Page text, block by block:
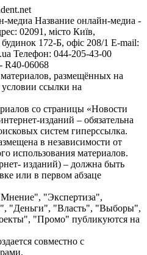
медиа Название онлайн-медиа -
02091, місто Київ,
172-Б, офіс 208/1 E-mail:
Телефон: 044-205-43-00
R40-06068
размещённых на
условии ссылки на
со страницы «Новости
изданий – обязательна
систем гиперссылка.
в независимости от
использования материалов.
изданий) – должна быть
или в первом абзаце
"Экспертиза",
"Деньги", "Власть", "Выборы",
"Промо" публикуются на
совместно с